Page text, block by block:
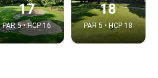
17
PAR 5 • HCP 16
18
PAR 5 • HCP 18